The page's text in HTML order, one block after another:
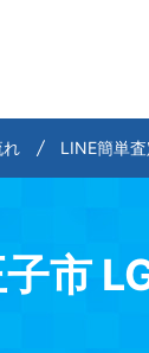
れ LINE簡単
市